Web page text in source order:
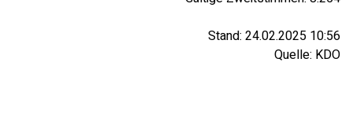
Stand: 24.02.2025 10:56
Quelle: KDO